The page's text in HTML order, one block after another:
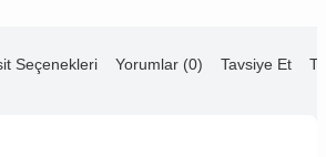
Seçenekleri Yorumlar (0) Tavsiye Et